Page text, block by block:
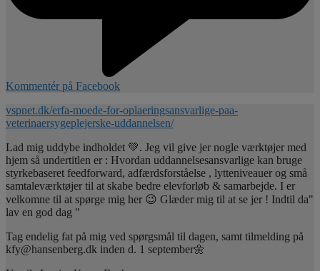
Kommentér på Facebook
vspnet.dk/erfa-moede-for-oplaeringsansvarlige-paa-
veterinaersygeplejerske-uddannelsen/
Lad mig uddybe indholdet 💚. Jeg vil give jer nogle værktøjer med
hjem så undertitlen er : Hvordan uddannelsesansvarlige kan bruge
styrkebaseret feedforward, adfærdsforståelse , lytteniveauer og små
samtaleværktøjer til at skabe bedre elevforløb & samarbejde. I er
velkomne til at spørge mig her 😉 Glæder mig til at se jer ! Indtil da"
lav en god dag "
Tag endelig fat på mig ved spørgsmål til dagen, samt tilmelding på
kfy@hansenberg.dk inden d. 1 september🌼